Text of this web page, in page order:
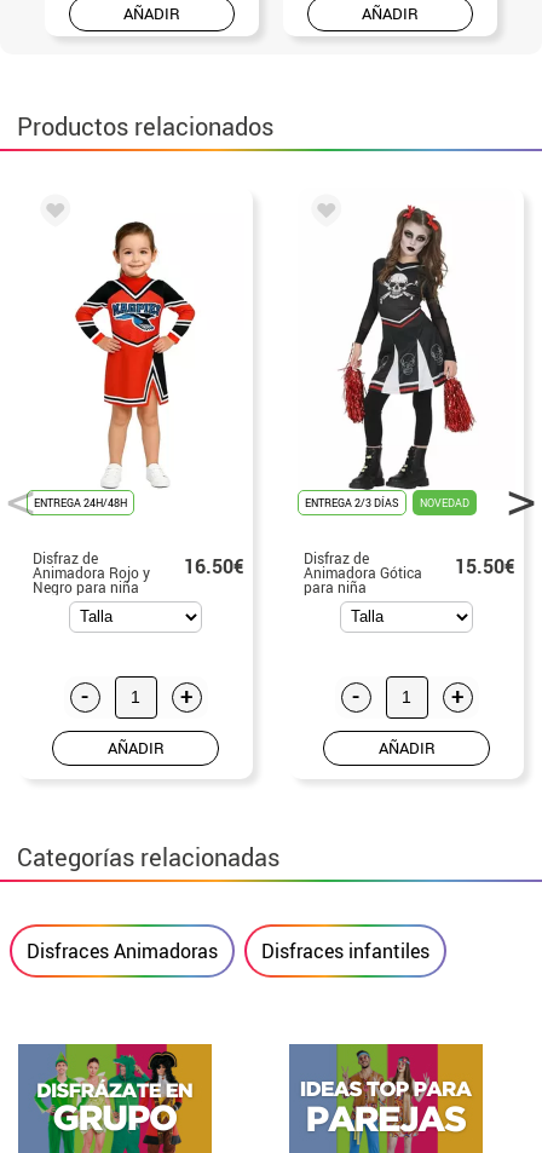
AÑADIR AÑADIR
Productos relacionados
ENTREGA 24H/48H
Disfraz de
Animadora Rojo y
Negro para niña
16.50€
- +
AÑADIR
ENTREGA 2/3 DÍAS NOVEDAD
Disfraz de
Animadora Gótica
para niña
15.50€
- +
AÑADIR
Categorías relacionadas
Disfraces Animadoras Disfraces infantiles